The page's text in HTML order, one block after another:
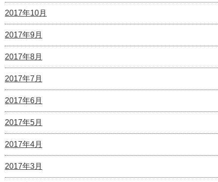
2017年10月
2017年9月
2017年8月
2017年7月
2017年6月
2017年5月
2017年4月
2017年3月